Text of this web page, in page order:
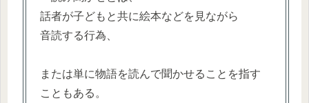
話者が子どもと共に絵本などを見ながら
音読する行為、
または単に物語を読んで聞かせることを指す
こともある。